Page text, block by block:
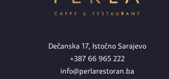
Dečanska 17, Istočno Sarajevo
+387 66 965 222
info@perlarestoran.ba